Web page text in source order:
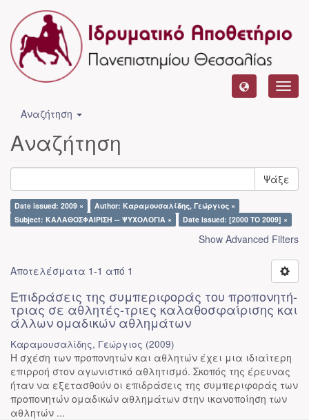
Αναζήτηση
Αναζήτηση
Ψάξε
Date issued: 2009 ×
Author: Καραμουσαλίδης, Γεώργιος ×
Subject: ΚΑΛΑΘΟΣΦΑΙΡΙΣΗ -- ΨΥΧΟΛΟΓΙΑ ×
Date issued: [2000 TO 2009] ×
Show Advanced Filters
Αποτελέσματα 1-1 από 1
Επιδράσεις της συμπεριφοράς του προπονητή-
τριας σε αθλητές-τριες καλαθοσφαίρισης και
άλλων ομαδικών αθλημάτων
Καραμουσαλίδης, Γεώργιος (2009)
Η σχέση των προπονητών και αθλητών έχει μια ιδιαίτερη
επιρροή στον αγωνιστικό αθλητισμό. Σκοπός της έρευνας
ήταν να εξετασθούν οι επιδράσεις της συμπεριφοράς των
προπονητών ομαδικών αθλημάτων στην ικανοποίηση των
αθλητών ...